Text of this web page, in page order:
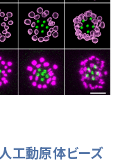
工動原体ビーズ